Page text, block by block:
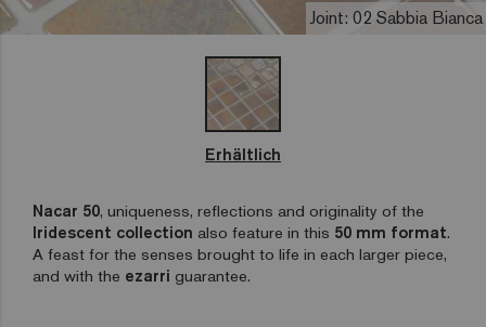
Joint: 02 Sabbia Bianca
Erhältlich
Nacar 50, uniqueness, reflections and originality of the
Iridescent collection also feature in this 50 mm format.
A feast for the senses brought to life in each larger piece,
and with the ezarri guarantee.